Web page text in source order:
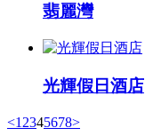
翡麗灣
光輝假日酒店
<1 2345678>